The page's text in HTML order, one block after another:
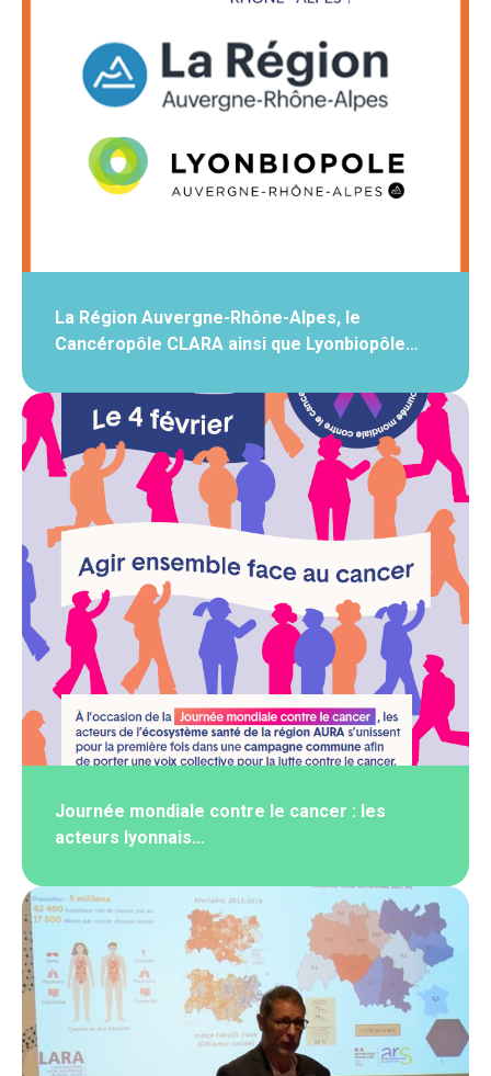
La Région Auvergne-Rhône-Alpes, le
Cancéropôle CLARA ainsi que Lyonbiopôle…
Journée mondiale contre le cancer : les
acteurs lyonnais…